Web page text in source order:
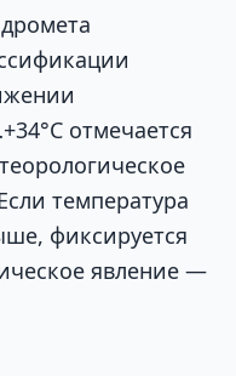
отмечается
температура
фиксируется
явление —